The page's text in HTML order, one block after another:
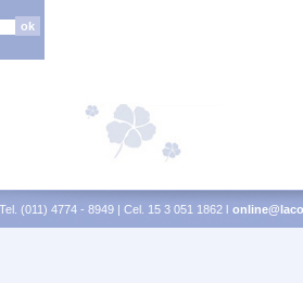
(011) 4774 - 8949 | Cel. 15 3 051 1862 l